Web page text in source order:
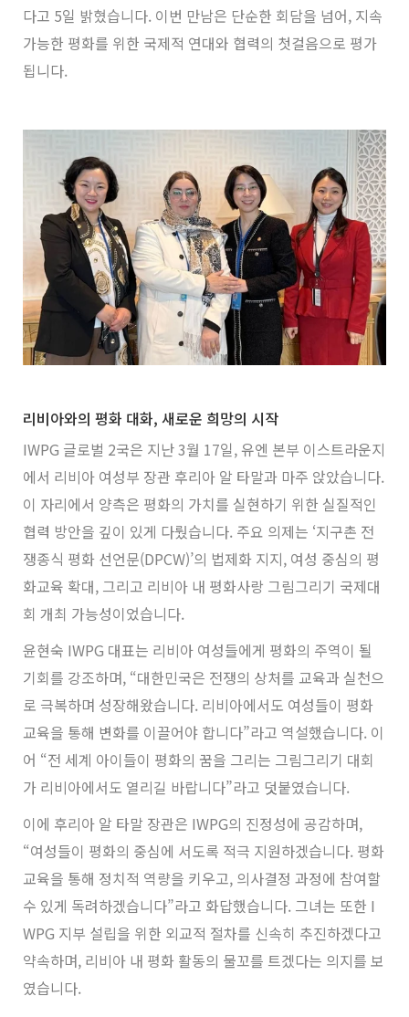
다고 5일 밝혔습니다. 이번 만남은 단순한 회담을 넘어, 지속
가능한 평화를 위한 국제적 연대와 협력의 첫걸음으로 평가
됩니다.
리비아와의 평화 대화, 새로운 희망의 시작
IWPG 글로벌 2국은 지난 3월 17일, 유엔 본부 이스트라운지
에서 리비아 여성부 장관 후리아 알 타말과 마주 앉았습니다.
이 자리에서 양측은 평화의 가치를 실현하기 위한 실질적인
협력 방안을 깊이 있게 다뤘습니다. 주요 의제는 ‘지구촌 전
쟁종식 평화 선언문(DPCW)’의 법제화 지지, 여성 중심의 평
화교육 확대, 그리고 리비아 내 평화사랑 그림그리기 국제대
회 개최 가능성이었습니다.
윤현숙 IWPG 대표는 리비아 여성들에게 평화의 주역이 될
기회를 강조하며, “대한민국은 전쟁의 상처를 교육과 실천으
로 극복하며 성장해왔습니다. 리비아에서도 여성들이 평화
교육을 통해 변화를 이끌어야 합니다”라고 역설했습니다. 이
어 “전 세계 아이들이 평화의 꿈을 그리는 그림그리기 대회
가 리비아에서도 열리길 바랍니다”라고 덧붙였습니다.
이에 후리아 알 타말 장관은 IWPG의 진정성에 공감하며,
“여성들이 평화의 중심에 서도록 적극 지원하겠습니다. 평화
교육을 통해 정치적 역량을 키우고, 의사결정 과정에 참여할
수 있게 독려하겠습니다”라고 화답했습니다. 그녀는 또한 I
WPG 지부 설립을 위한 외교적 절차를 신속히 추진하겠다고
약속하며, 리비아 내 평화 활동의 물꼬를 트겠다는 의지를 보
였습니다.